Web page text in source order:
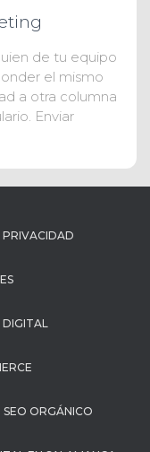
de tu equipo
el mismo
a otra columna
Enviar
DIGITAL
SEO ORGÁNICO